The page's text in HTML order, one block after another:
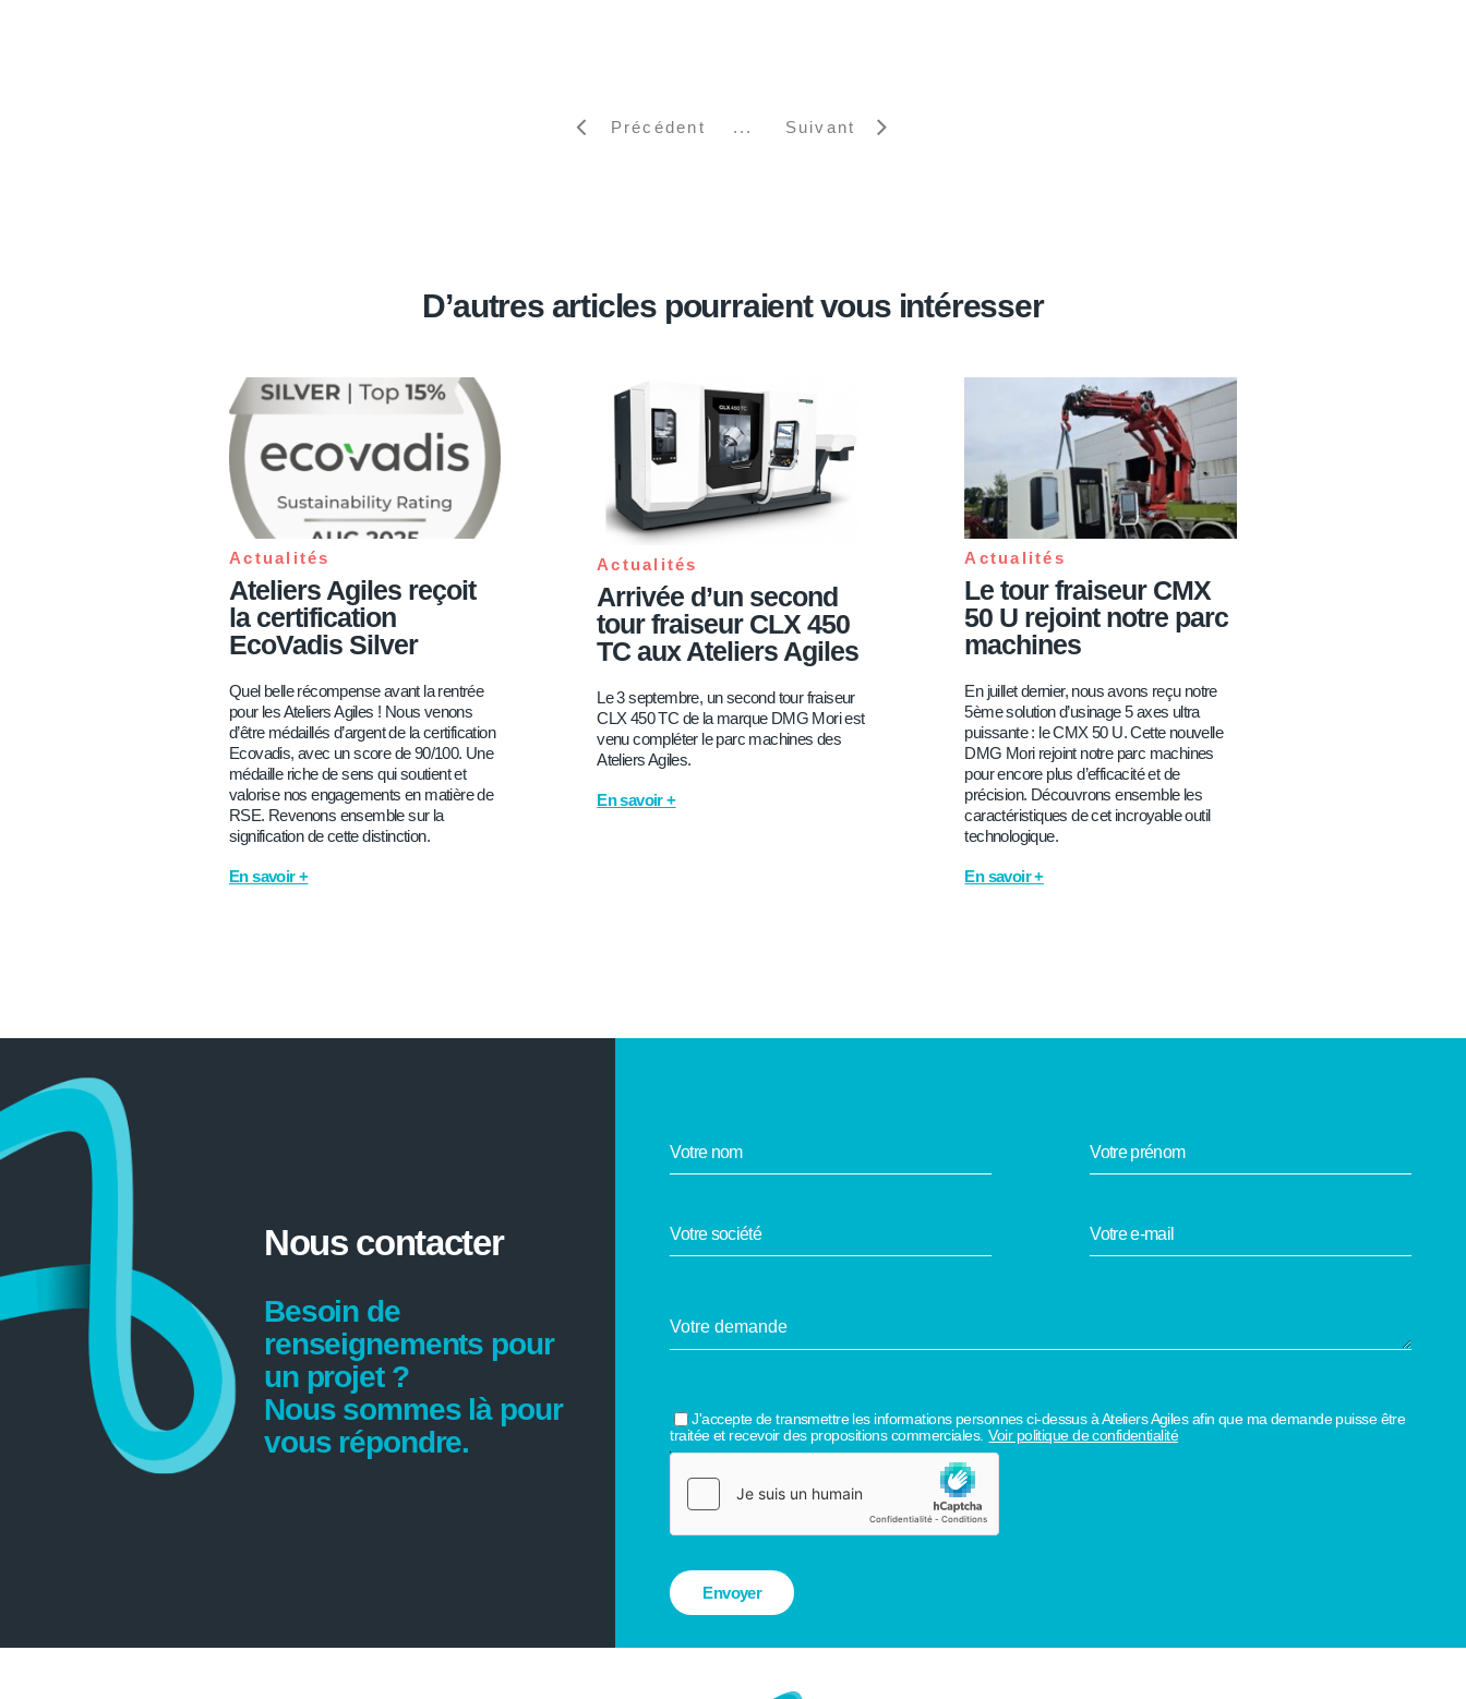
Précédent Suivant
D’autres articles pourraient vous intéresser
Actualités
Ateliers Agiles reçoit
la certification
EcoVadis Silver
Quel belle récompense avant la rentrée
pour les Ateliers Agiles ! Nous venons
d’être médaillés d’argent de la certification
Ecovadis, avec un score de 90/100. Une
médaille riche de sens qui soutient et
valorise nos engagements en matière de
RSE. Revenons ensemble sur la
signification de cette distinction.
En savoir +
Actualités
Arrivée d’un second
tour fraiseur CLX 450
TC aux Ateliers Agiles
Le 3 septembre, un second tour fraiseur
CLX 450 TC de la marque DMG Mori est
venu compléter le parc machines des
Ateliers Agiles.
En savoir +
Actualités
Le tour fraiseur CMX
50 U rejoint notre parc
machines
En juillet dernier, nous avons reçu notre
5ème solution d’usinage 5 axes ultra
puissante : le CMX 50 U. Cette nouvelle
DMG Mori rejoint notre parc machines
pour encore plus d’efficacité et de
précision. Découvrons ensemble les
caractéristiques de cet incroyable outil
technologique.
En savoir +
Nous contacter
Besoin de
renseignements pour
un projet ?
Nous sommes là pour
vous répondre.
J'accepte de transmettre les informations personnes ci-dessus à Ateliers Agiles afin que ma demande puisse être
traitée et recevoir des propositions commerciales. Voir politique de confidentialité